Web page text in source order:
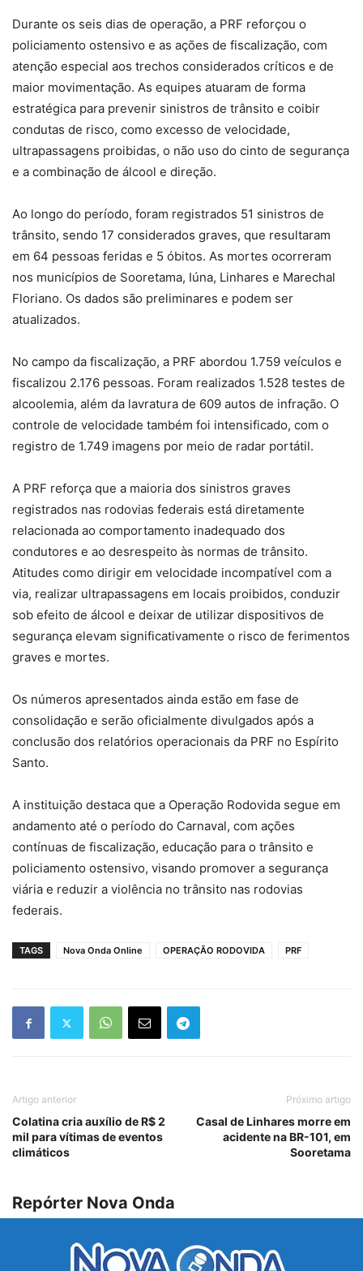
Durante os seis dias de operação, a PRF reforçou o
policiamento ostensivo e as ações de fiscalização, com
atenção especial aos trechos considerados críticos e de
maior movimentação. As equipes atuaram de forma
estratégica para prevenir sinistros de trânsito e coibir
condutas de risco, como excesso de velocidade,
ultrapassagens proibidas, o não uso do cinto de segurança
e a combinação de álcool e direção.
Ao longo do período, foram registrados 51 sinistros de
trânsito, sendo 17 considerados graves, que resultaram
em 64 pessoas feridas e 5 óbitos. As mortes ocorreram
nos municípios de Sooretama, Iúna, Linhares e Marechal
Floriano. Os dados são preliminares e podem ser
atualizados.
No campo da fiscalização, a PRF abordou 1.759 veículos e
fiscalizou 2.176 pessoas. Foram realizados 1.528 testes de
alcoolemia, além da lavratura de 609 autos de infração. O
controle de velocidade também foi intensificado, com o
registro de 1.749 imagens por meio de radar portátil.
A PRF reforça que a maioria dos sinistros graves
registrados nas rodovias federais está diretamente
relacionada ao comportamento inadequado dos
condutores e ao desrespeito às normas de trânsito.
Atitudes como dirigir em velocidade incompatível com a
via, realizar ultrapassagens em locais proibidos, conduzir
sob efeito de álcool e deixar de utilizar dispositivos de
segurança elevam significativamente o risco de ferimentos
graves e mortes.
Os números apresentados ainda estão em fase de
consolidação e serão oficialmente divulgados após a
conclusão dos relatórios operacionais da PRF no Espírito
Santo.
A instituição destaca que a Operação Rodovida segue em
andamento até o período do Carnaval, com ações
contínuas de fiscalização, educação para o trânsito e
policiamento ostensivo, visando promover a segurança
viária e reduzir a violência no trânsito nas rodovias
federais.
TAGS Nova Onda Online OPERAÇÃO RODOVIDA PRF
Artigo anterior
Colatina cria auxílio de R$ 2
mil para vítimas de eventos
climáticos
Próximo artigo
Casal de Linhares morre em
acidente na BR-101, em
Sooretama
Repórter Nova Onda